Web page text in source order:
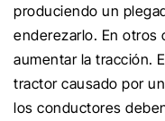
produciendo un
enderezarlo. En otros
aumentar la tracción.
tractor causado por
los conductores